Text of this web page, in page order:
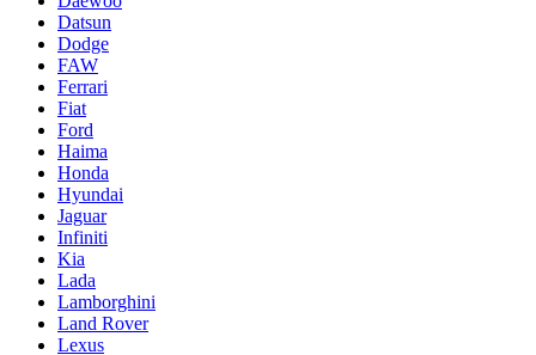
Datsun
Dodge
FAW
Ferrari
Fiat
Ford
Haima
Honda
Hyundai
Jaguar
Infiniti
Kia
Lada
Lamborghini
Land Rover
Lexus